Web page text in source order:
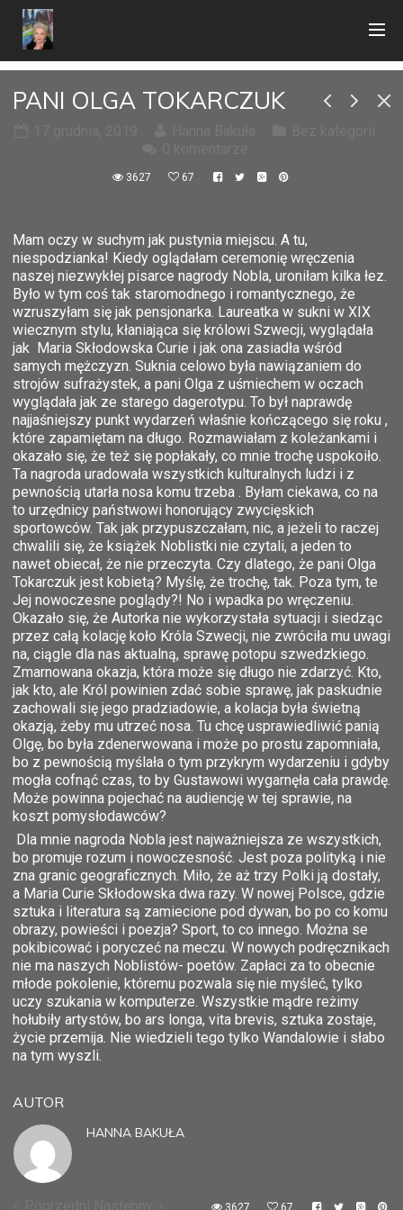
PANI OLGA TOKARCZUK
3627 67
Mam oczy w suchym jak pustynia miejscu. A tu,
niespodzianka! Kiedy oglądałam ceremonię wręczenia
naszej niezwykłej pisarce nagrody Nobla, uroniłam kilka łez.
Było w tym coś tak staromodnego i romantycznego, że
wzruszyłam się jak pensjonarka. Laureatka w sukni w XIX
wiecznym stylu, kłaniająca się królowi Szwecji, wyglądała
jak Maria Skłodowska Curie i jak ona zasiadła wśród
samych mężczyzn. Suknia celowo była nawiązaniem do
strojów sufrażystek, a pani Olga z uśmiechem w oczach
wyglądała jak ze starego dagerotypu. To był naprawdę
najjaśniejszy punkt wydarzeń właśnie kończącego się roku ,
które zapamiętam na długo. Rozmawiałam z koleżankami i
okazało się, że też się popłakały, co mnie trochę uspokoiło.
Ta nagroda uradowała wszystkich kulturalnych ludzi i z
pewnością utarła nosa komu trzeba . Byłam ciekawa, co na
to urzędnicy państwowi honorujący zwycięskich
sportowców. Tak jak przypuszczałam, nic, a jeżeli to raczej
chwalili się, że książek Noblistki nie czytali, a jeden to
nawet obiecał, że nie przeczyta. Czy dlatego, że pani Olga
Tokarczuk jest kobietą? Myślę, że trochę, tak. Poza tym, te
Jej nowoczesne poglądy?! No i wpadka po wręczeniu.
Okazało się, że Autorka nie wykorzystała sytuacji i siedząc
przez całą kolację koło Króla Szwecji, nie zwróciła mu uwagi
na, ciągle dla nas aktualną, sprawę potopu szwedzkiego.
Zmarnowana okazja, która może się długo nie zdarzyć. Kto,
jak kto, ale Król powinien zdać sobie sprawę, jak paskudnie
zachowali się jego pradziadowie, a kolacja była świetną
okazją, żeby mu utrzeć nosa. Tu chcę usprawiedliwić panią
Olgę, bo była zdenerwowana i może po prostu zapomniała,
bo z pewnością myślała o tym przykrym wydarzeniu i gdyby
mogła cofnąć czas, to by Gustawowi wygarnęła cała prawdę.
Może powinna pojechać na audiencję w tej sprawie, na
koszt pomysłodawców?
Dla mnie nagroda Nobla jest najważniejsza ze wszystkich,
bo promuje rozum i nowoczesność. Jest poza polityką i nie
zna granic geograficznych. Miło, że aż trzy Polki ją dostały,
a Maria Curie Skłodowska dwa razy. W nowej Polsce, gdzie
sztuka i literatura są zamiecione pod dywan, bo po co komu
obrazy, powieści i poezja? Sport, to co innego. Można se
pokibicować i poryczeć na meczu. W nowych podręcznikach
nie ma naszych Noblistów- poetów. Zapłaci za to obecnie
młode pokolenie, któremu pozwala się nie myśleć, tylko
uczy szukania w komputerze. Wszystkie mądre reżimy
hołubiły artystów, bo ars longa, vita brevis, sztuka zostaje,
życie przemija. Nie wiedzieli tego tylko Wandalowie i słabo
na tym wyszli.
AUTOR
HANNA BAKUŁA
3627 67